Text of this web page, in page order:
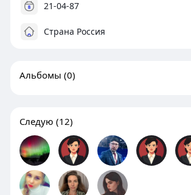
21-04-87
Страна Россия
Альбомы (0)
Следую (12)